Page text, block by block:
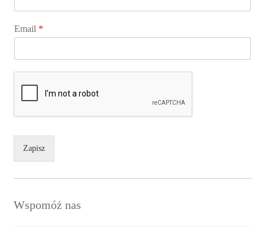
Email *
Zapisz
Wspomóż nas